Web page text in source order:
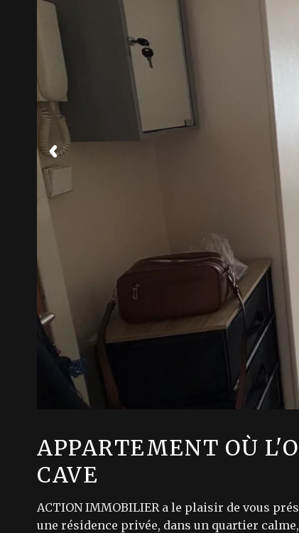
APPARTEMENT OÙ
CAVE
ACTION IMMOBILIER a le plaisir de vous
une résidence privée, dans un quartier